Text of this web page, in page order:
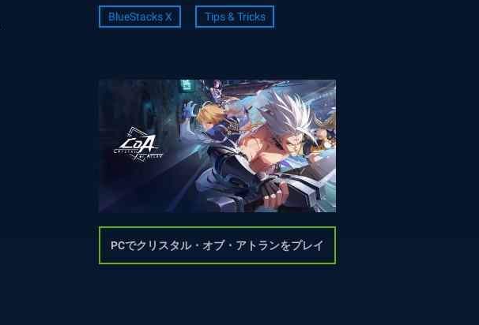
BlueStacks X Tips & Tricks
PCでクリスタル・オブ・アトランをプレイ